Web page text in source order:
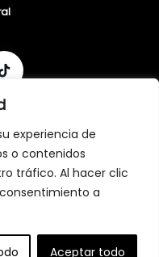
experiencia de
o contenidos
tráfico. Al hacer clic
a
Aceptar todo